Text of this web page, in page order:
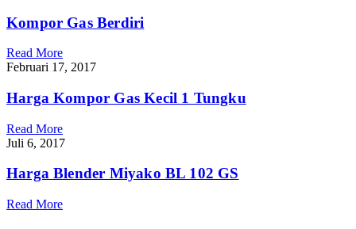
Kompor Gas Berdiri
Read More
Februari 17, 2017
Harga Kompor Gas Kecil 1 Tungku
Read More
Juli 6, 2017
Harga Blender Miyako BL 102 GS
Read More